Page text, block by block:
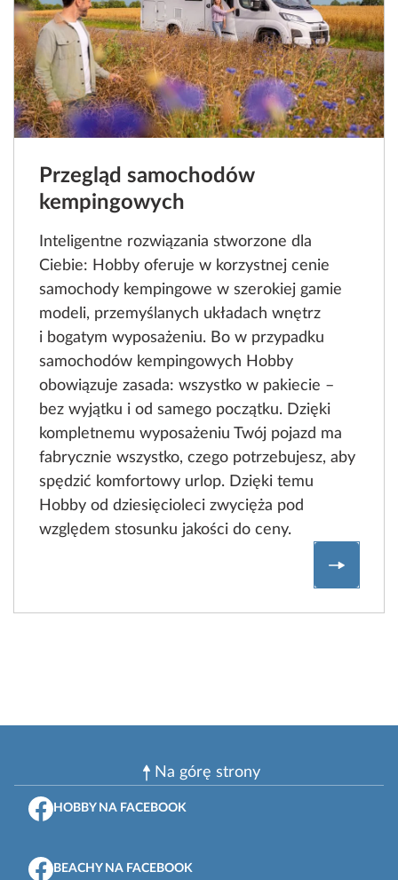
Przegląd samochodów
kempingowych
Inteligentne rozwiązania stworzone dla
Ciebie: Hobby oferuje w korzystnej cenie
samochody kempingowe w szerokiej gamie
modeli, przemyślanych układach wnętrz
i bogatym wyposażeniu. Bo w przypadku
samochodów kempingowych Hobby
obowiązuje zasada: wszystko w pakiecie –
bez wyjątku i od samego początku. Dzięki
kompletnemu wyposażeniu Twój pojazd ma
fabrycznie wszystko, czego potrzebujesz, aby
spędzić komfortowy urlop. Dzięki temu
Hobby od dziesięcioleci zwycięża pod
względem stosunku jakości do ceny.
Na górę strony
HOBBY NA FACEBOOK
BEACHY NA FACEBOOK